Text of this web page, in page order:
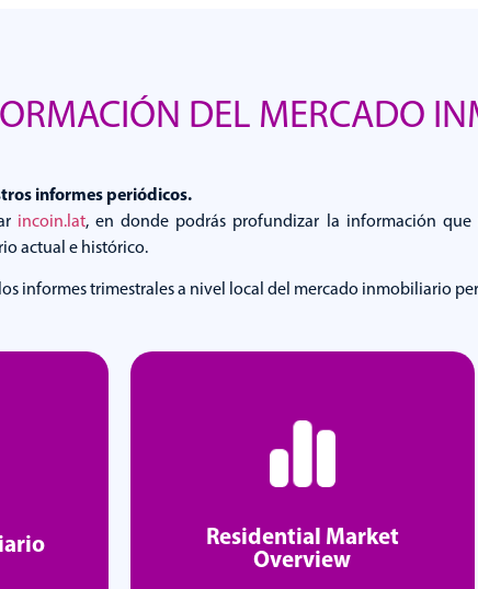
DEL MERCADO
informes periódicos.
incoin.lat, en donde podrás profundizar la información que
actual e histórico.
informes trimestrales a nivel local del mercado inmobiliario
Residential Market
Overview